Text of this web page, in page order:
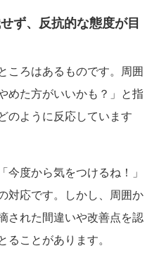
ず、反抗的な態度が目
ころはあるものです。周囲
めた方がいいかも？」と指
のように反応しています
今度から気をつけるね！」
対応です。しかし、周囲か
された間違いや改善点を認
ることがあります。